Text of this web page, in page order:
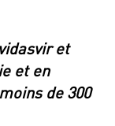
et
et en
de 300